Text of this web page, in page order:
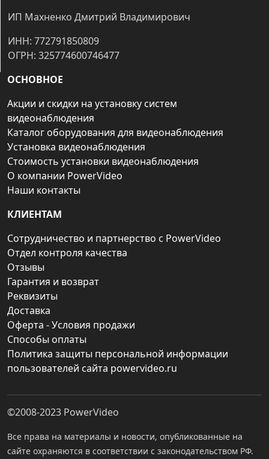
ИП Махненко Дмитрий Владимирович
ИНН: 772791850809
ОГРН: 325774600746477
ОСНОВНОЕ
Акции и скидки на установку систем
видеонаблюдения
Каталог оборудования для видеонаблюдения
Установка видеонаблюдения
Стоимость установки видеонаблюдения
О компании PowerVideo
Наши контакты
КЛИЕНТАМ
Сотрудничество и партнерство с PowerVideo
Отдел контроля качества
Отзывы
Гарантия и возврат
Реквизиты
Доставка
Оферта - Условия продажи
Способы оплаты
Политика защиты персональной информации
пользователей сайта powervideo.ru
©2008-2023 PowerVideo
Все права на материалы и новости, опубликованные на
сайте охраняются в соответствии с законодательством РФ.